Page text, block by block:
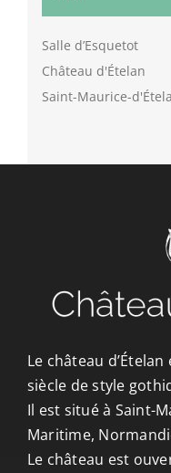
Salle d’Esquetot
Château d'Ételan
Saint-Maurice-
Le château
siècle de style
Il est situé à Saint-
Maritime,
Le château est